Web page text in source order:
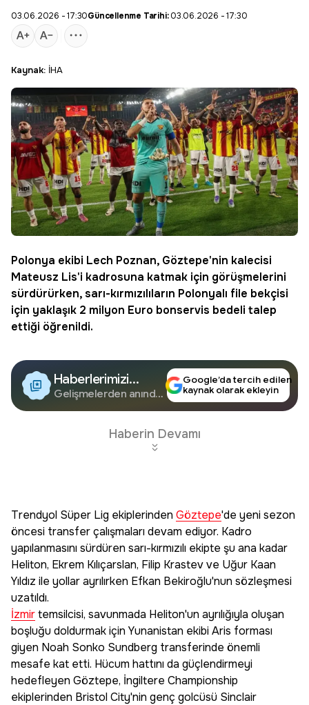
03.06.2026 - 17:30Güncellenme Tarihi:03.06.2026 - 17:30
Kaynak: İHA
Polonya ekibi Lech Poznan, Göztepe'nin kalecisi
Mateusz Lis'i kadrosuna katmak için görüşmelerini
sürdürürken, sarı-kırmızılıların Polonyalı file bekçisi
için yaklaşık 2 milyon Euro bonservis bedeli talep
ettiği öğrenildi.
Haberlerimizi
Google'da Takip
Edin
Gelişmelerden anında
Google’da tercih edilen
kaynak olarak ekleyin
Haberin Devamı
Trendyol Süper Lig ekiplerinden Göztepe'de yeni sezon
öncesi transfer çalışmaları devam ediyor. Kadro
yapılanmasını sürdüren sarı-kırmızılı ekipte şu ana kadar
Heliton, Ekrem Kılıçarslan, Filip Krastev ve Uğur Kaan
Yıldız ile yollar ayrılırken Efkan Bekiroğlu'nun sözleşmesi
uzatıldı.
İzmirtemsilcisi, savunmada Heliton'un ayrılığıyla oluşan
boşluğu doldurmak için Yunanistan ekibi Aris forması
giyen Noah Sonko Sundberg transferinde önemli
mesafe kat etti. Hücum hattını da güçlendirmeyi
hedefleyen Göztepe, İngiltere Championship
ekiplerinden Bristol City'nin genç golcüsü Sinclair